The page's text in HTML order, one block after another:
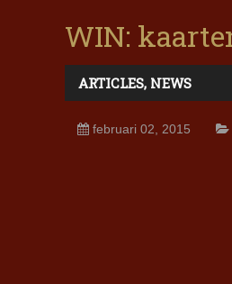
WIN:
ARTICLES, NEWS
februari 02, 2015